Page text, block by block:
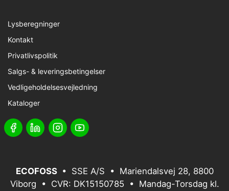
Lysberegninger
Kontakt
Privatlivspolitik
Salgs- & leveringsbetingelser
Vedligeholdelsesvejledning
Kataloger
ECOFOSS • SSE A/S • Mariendalsvej 28, 8800
Viborg • CVR: DK15150785 • Mandag-Torsdag kl.